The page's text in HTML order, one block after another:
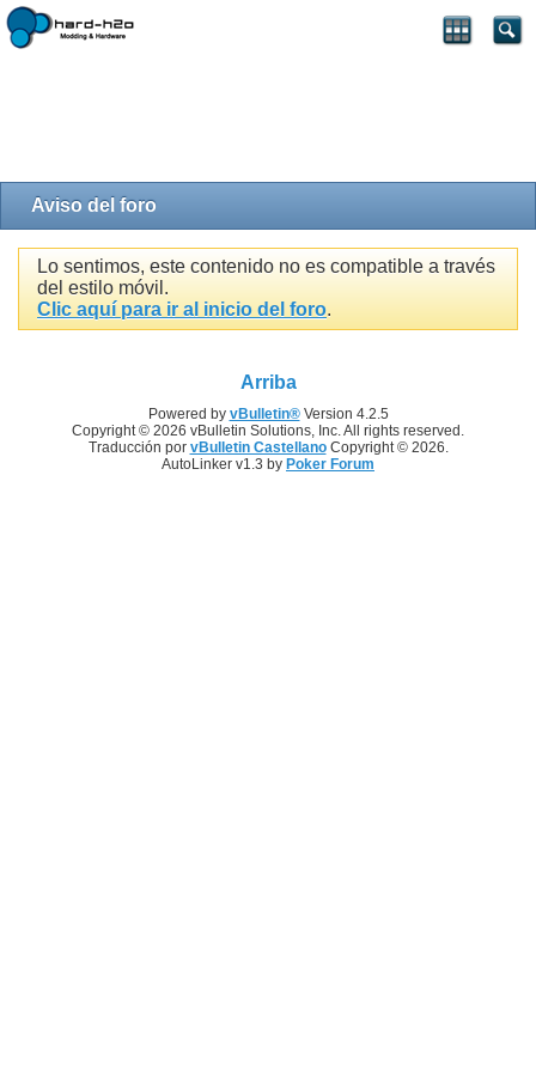
Aviso del foro
Lo sentimos, este contenido no es compatible a través
del estilo móvil.
Clic aquí para ir al inicio del foro.
Arriba
Powered by vBulletin®Version 4.2.5
Copyright © 2026 vBulletin Solutions, Inc. All rights reserved.
Traducción por vBulletin CastellanoCopyright © 2026.
AutoLinker v1.3 by Poker Forum